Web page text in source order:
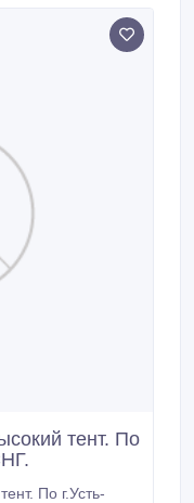
тент. По
По г.Усть-